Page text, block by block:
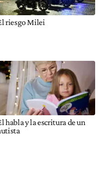
riesgo Milei
habla y la escritura de un